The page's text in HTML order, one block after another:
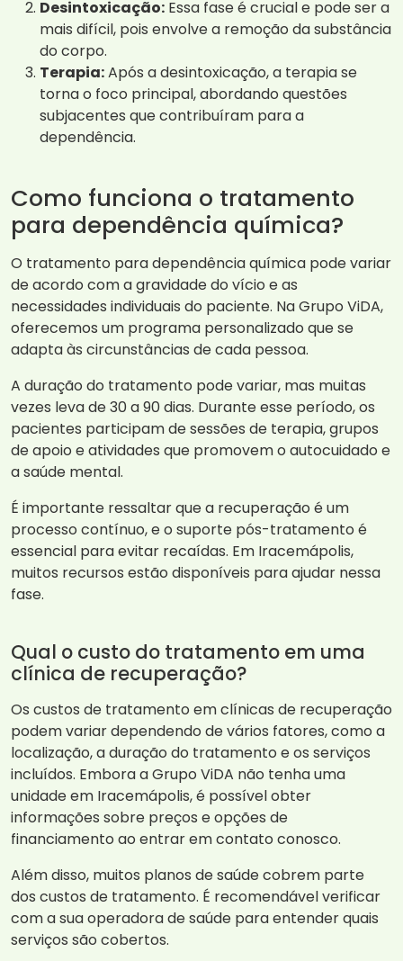
Desintoxicação: Essa fase é crucial e pode ser a
mais difícil, pois envolve a remoção da substância
do corpo.
Terapia:Após a desintoxicação, a terapia se
torna o foco principal, abordando questões
subjacentes que contribuíram para a
dependência.
Como funciona o tratamento
para dependência química?
O tratamento para dependência química pode variar
de acordo com a gravidade do vício e as
necessidades individuais do paciente. Na Grupo ViDA,
oferecemos um programa personalizado que se
adapta às circunstâncias de cada pessoa.
A duração do tratamento pode variar, mas muitas
vezes leva de 30 a 90 dias. Durante esse período, os
pacientes participam de sessões de terapia, grupos
de apoio e atividades que promovem o autocuidado e
a saúde mental.
É importante ressaltar que a recuperação é um
processo contínuo, e o suporte pós-tratamento é
essencial para evitar recaídas. Em Iracemápolis,
muitos recursos estão disponíveis para ajudar nessa
fase.
Qual o custo do tratamento em uma
clínica de recuperação?
Os custos de tratamento em clínicas de recuperação
podem variar dependendo de vários fatores, como a
localização, a duração do tratamento e os serviços
incluídos. Embora a Grupo ViDA não tenha uma
unidade em Iracemápolis, é possível obter
informações sobre preços e opções de
financiamento ao entrar em contato conosco.
Além disso, muitos planos de saúde cobrem parte
dos custos de tratamento. É recomendável verificar
com a sua operadora de saúde para entender quais
serviços são cobertos.